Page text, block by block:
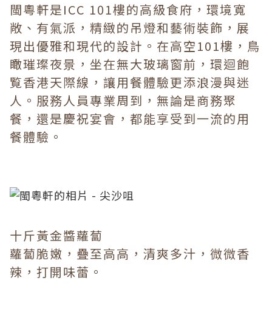
閩粵軒是ICC 101樓的高級食府，環境寬
敞、有氣派，精緻的吊燈和藝術裝飾，展
現出優雅和現代的設計。在高空101樓，鳥
瞰璀璨夜景，坐在無大玻璃窗前，環迴飽
覧香港天際線，讓用餐體驗更添浪漫與迷
人。服務人員專業周到，無論是商務聚
餐，還是慶祝宴會，都能享受到一流的用
餐體驗。
十斤黃金醬蘿蔔
蘿蔔脆嫩，疊至高高，清爽多汁，微微香
辣，打開味蕾。